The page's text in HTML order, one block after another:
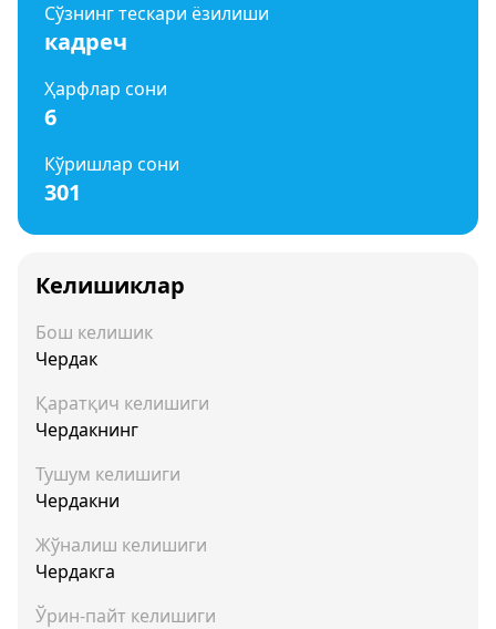
Сўзнинг тескари ёзилиши
кадреч
Ҳарфлар сони
6
Кўришлар сони
301
Келишиклар
Бош келишик
Чердак
Қаратқич келишиги
Чердакнинг
Тушум келишиги
Чердакни
Жўналиш келишиги
Чердакга
Ўрин-пайт келишиги